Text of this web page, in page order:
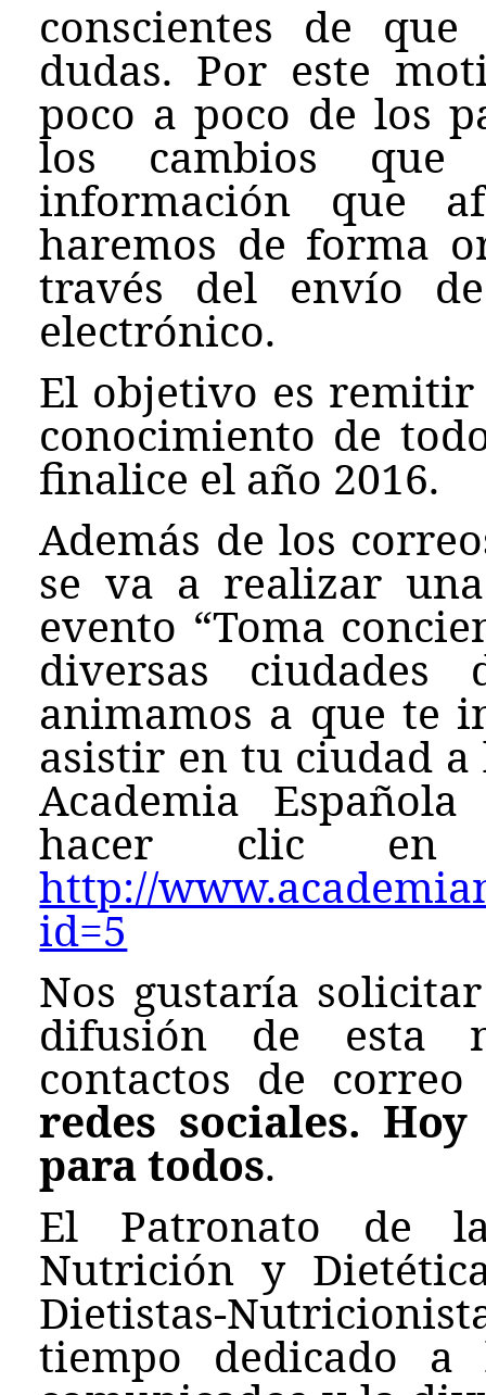
conscientes de
dudas. Por este
poco a poco de los
los cambios
información que
haremos de forma
través del envío
electrónico.
El objetivo es
conocimiento de
finalice el año 2016.
Además de los
se va a realizar
evento “Toma
diversas
animamos a que te
asistir en tu ciudad a
Academia
hacer clic en
http://
id=5
Nos gustaría
difusión de esta
contactos de
redes sociales.
para todos.
El Patronato de
Nutrición y
Dietistas-
tiempo dedicado